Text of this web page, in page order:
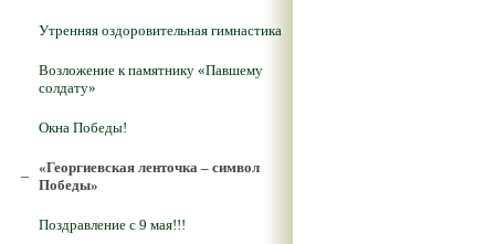
Утренняя оздоровительная гимнастика
Возложение к памятнику «Павшему
солдату»
Окна Победы!
«Георгиевская ленточка – символ
Победы»
Поздравление с 9 мая!!!